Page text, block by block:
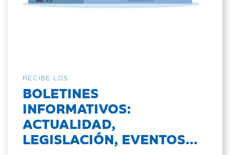
RECIBE LOS
BOLETINES
INFORMATIVOS:
ACTUALIDAD,
LEGISLACIÓN, EVENTOS...